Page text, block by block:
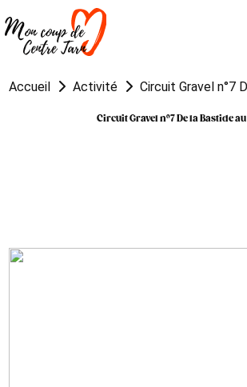
Accueil Activité Circuit Gravel n°7
Circuit Gravel n°7 De la Bastide